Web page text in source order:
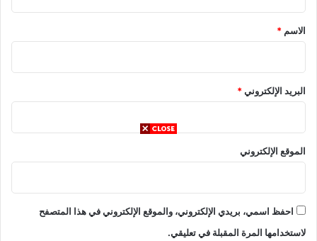
*
الاسم *
البريد الإلكتروني*
الموقع الإلكتروني
احفظ اسمي، بريدي الإلكتروني، والموقع الإلكتروني في هذا المتصفح
لاستخدامها المرة المقبلة في تعليقي.